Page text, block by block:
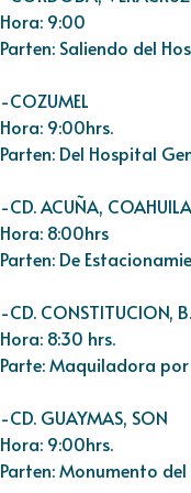
Hora: 9:00
Parten: Saliendo del
-COZUMEL
Hora: 9:00hrs.
Parten: Del Hospital
-CD. ACUÑA, COAHUILA
Hora: 8:00hrs
Parten: De
-CD. CONSTITUCION,
Hora: 8:30 hrs.
Parte: Maquiladora
-CD. GUAYMAS, SON
Hora: 9:00hrs.
Parten: Monumento